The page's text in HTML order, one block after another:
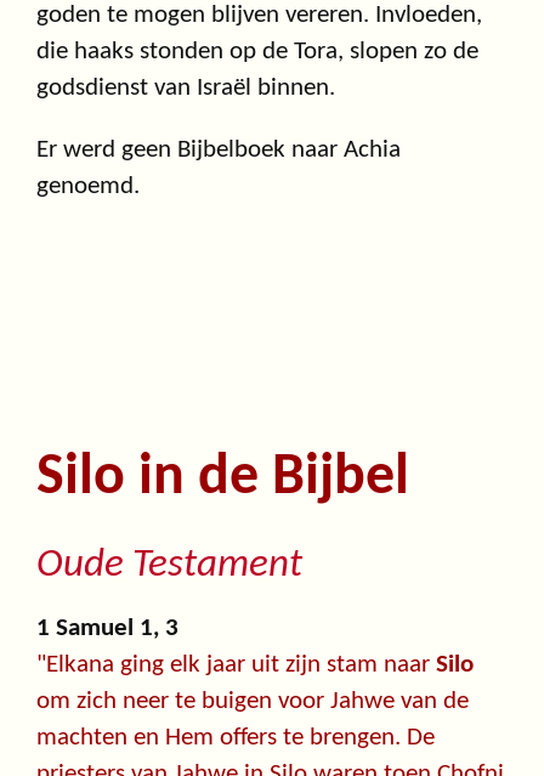
goden te mogen blijven vereren. Invloeden,
die haaks stonden op de Tora, slopen zo de
godsdienst van Israël binnen.
Er werd geen Bijbelboek naar Achia
genoemd.
Silo in de Bijbel
Oude Testament
1 Samuel 1, 3
"Elkana ging elk jaar uit zijn stam naar Silo
om zich neer te buigen voor Jahwe van de
machten en Hem offers te brengen. De